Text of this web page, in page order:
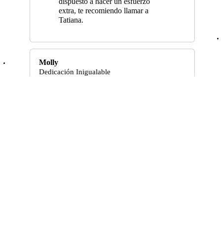
extra, te recomiendo llamar a
Tatiana.
Molly
Dedicación Inigualable